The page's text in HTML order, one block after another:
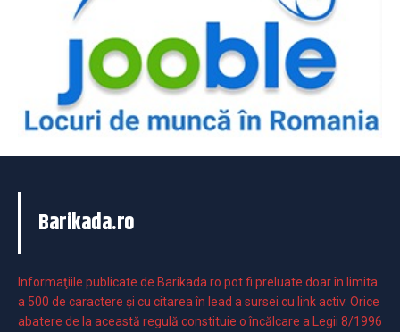
Barikada.ro
Informaţiile publicate de Barikada.ro pot fi preluate doar în limita
a 500 de caractere şi cu citarea în lead a sursei cu link activ. Orice
abatere de la această regulă constituie o încălcare a Legii 8/1996